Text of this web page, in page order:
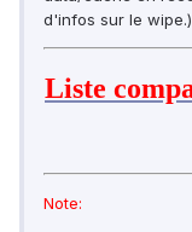
d'infos sur le wipe.)
Liste
Note: